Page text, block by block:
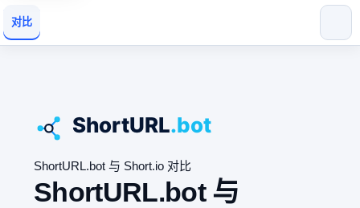
对比
ShortURL.bot 与 Short.io 对比
ShortURL.bot 与